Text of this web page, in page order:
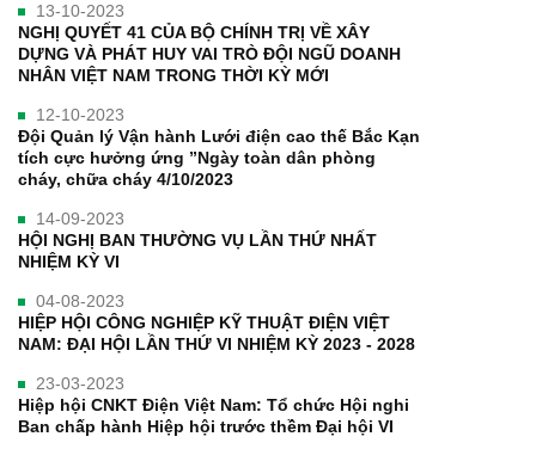
13-10-2023
NGHỊ QUYẾT 41 CỦA BỘ CHÍNH TRỊ VỀ XÂY
DỰNG VÀ PHÁT HUY VAI TRÒ ĐỘI NGŨ DOANH
NHÂN VIỆT NAM TRONG THỜI KỲ MỚI
12-10-2023
Đội Quản lý Vận hành Lưới điện cao thế Bắc Kạn
tích cực hưởng ứng ”Ngày toàn dân phòng
cháy, chữa cháy 4/10/2023
14-09-2023
HỘI NGHỊ BAN THƯỜNG VỤ LẦN THỨ NHẤT
NHIỆM KỲ VI
04-08-2023
HIỆP HỘI CÔNG NGHIỆP KỸ THUẬT ĐIỆN VIỆT
NAM: ĐẠI HỘI LẦN THỨ VI NHIỆM KỲ 2023 - 2028
23-03-2023
Hiệp hội CNKT Điện Việt Nam: Tổ chức Hội nghi
Ban chấp hành Hiệp hội trước thềm Đại hội VI